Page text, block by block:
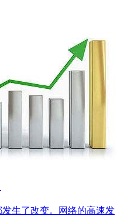
生了改变。网络的高速发